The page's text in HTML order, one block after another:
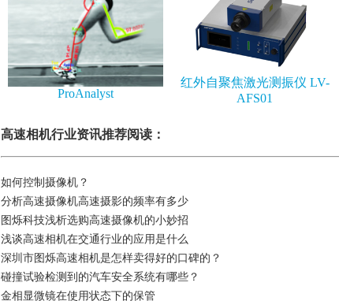
ProAnalyst
红外自聚焦激光测振仪 LV-
AFS01
高速相机行业资讯推荐阅读：
如何控制摄像机？
分析高速摄像机高速摄影的频率有多少
图烁科技浅析选购高速摄像机的小妙招
浅谈高速相机在交通行业的应用是什么
深圳市图烁高速相机是怎样卖得好的口碑的？
碰撞试验检测到的汽车安全系统有哪些？
金相显微镜在使用状态下的保管